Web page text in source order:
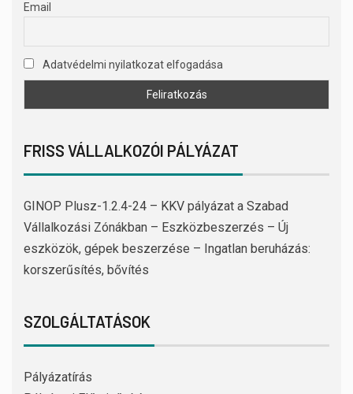
Email
Adatvédelmi nyilatkozat elfogadása
FRISS VÁLLALKOZÓI PÁLYÁZAT
GINOP Plusz-1.2.4-24 – KKV pályázat a Szabad
Vállalkozási Zónákban – Eszközbeszerzés – Új
eszközök, gépek beszerzése – Ingatlan beruházás:
korszerűsítés, bővítés
SZOLGÁLTATÁSOK
Pályázatírás